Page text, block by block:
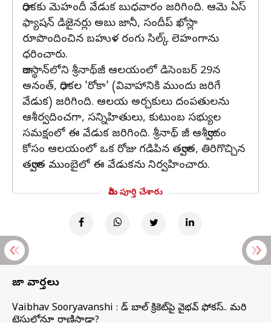
రాధికకు మెహందీ వేడుక బుధవారం జరిగింది. ఆమె ఏస్
ఫ్యాషన్ డిజైనర్లు అబు జానీ, సందీప్ ఖోస్లా
రూపొందించిన బహుళ రంగు సిల్క్ లెహంగాను
ధరించారు.
రాజస్థాన్‌లోని శ్రీనాథ్‌జీ ఆలయంలో డిసెంబర్ 29న
అనంత్, రాధికల 'రోకా' (వివాహానికి ముందు జరిగే
వేడుక) జరిగింది. ఆలయ అర్చకులు దంపతులను
ఆశీర్వదించగా, సన్నిహితులు, కుటుంబ సభ్యుల
సమక్షంలో ఈ వేడుక జరిగింది. శ్రీనాథ్ జీ ఆశీర్వాదం
కోసం ఆలయంలో ఒక రోజు గడిపిన తర్వాత, తిరిగొచ్చిన
తర్వాత ముంబైలో ఈ వేడుకను నిర్వహించారు.
మీరు పూర్తి చేశారు
తాజా వార్తలు
Vaibhav Sooryavanshi : రెడ్ బాల్ క్రికెట్‌పై వైభవ్ ఫోకస్.. మరి